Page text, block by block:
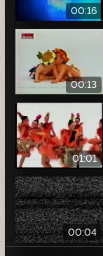
00:16
00:13
01:01
00:04